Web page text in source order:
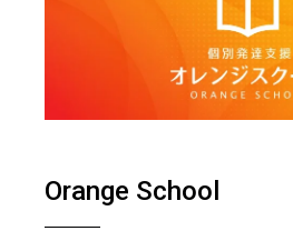
Orange School